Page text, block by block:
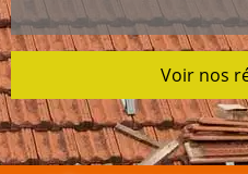
Voir nos